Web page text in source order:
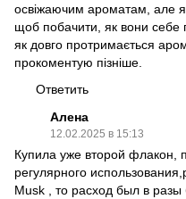
освіжаючим ароматам, але я
щоб побачити, як вони себе
як довго протримається
прокоментую пізніше.
Ответить
Алена
12.02.2025 в 15:13
Купила уже второй флакон,
регулярного
Musk , то расход был в разы